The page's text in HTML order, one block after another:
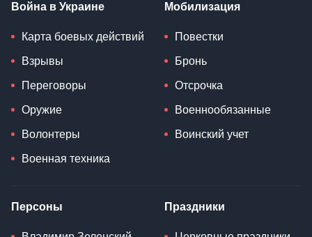
Война в Украине
Карта боевых действий
Взрывы
Переговоры
Оружие
Волонтеры
Военная техника
Мобилизация
Повестки
Бронь
Отсрочка
Военнообязанные
Воинский учет
Персоны Праздники